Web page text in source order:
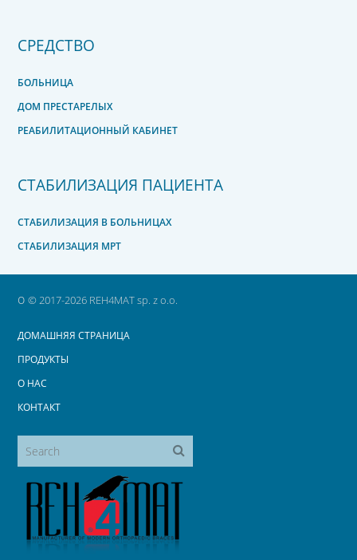
СРЕДСТВО
БОЛЬНИЦА
ДОМ ПРЕСТАРЕЛЫХ
РЕАБИЛИТАЦИОННЫЙ КАБИНЕТ
СТАБИЛИЗАЦИЯ ПАЦИЕНТА
СТАБИЛИЗАЦИЯ В БОЛЬНИЦАХ
СТАБИЛИЗАЦИЯ МРТ
o© 2017-2026 REH4MAT sp. z o.o.
ДОМАШНЯЯ СТРАНИЦА
ПРОДУКТЫ
О НАС
КОНТАКТ